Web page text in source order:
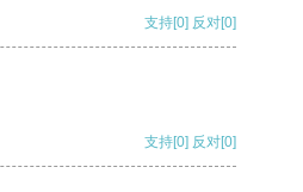
支持[0] 反对[0]
支持[0] 反对[0]